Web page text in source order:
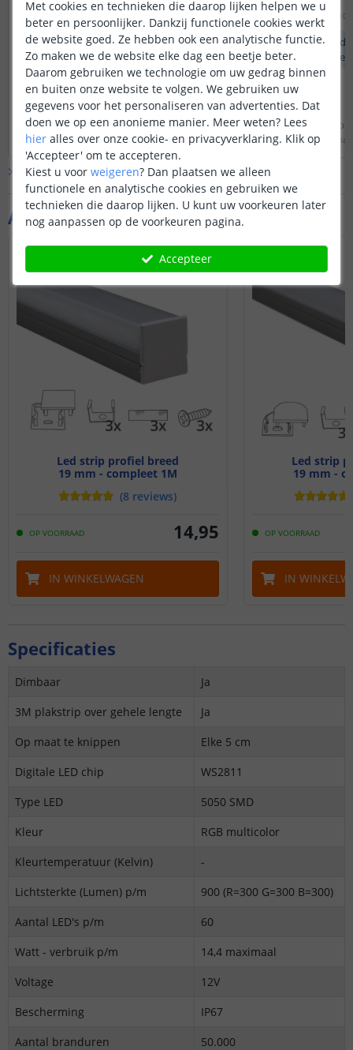
Aanvullende producten
Led strip profiel breed
19 mm - compleet 1M
(8 reviews)
OP VOORRAAD 14,95
IN WINKELWAGEN
Led strip
19 mm -
OP VOORRAAD
IN
and it turns on to the last setting?
zaterdag 23 november 2024
You can place an on/off switch between
the power supply and the controller.
Bekijk heleantwoord
Door Edwin op zondag 24 november 2024
Bart zaterdag
De kleuren zijn
met de normale
Bekijkhele
Door Priscilla op
Bekijk alle Vraag & antwoord
Specificaties
Dimbaar
Ja
3M plakstrip over gehele lengte
Ja
Op maat te knippen
Elke 5 cm
Digitale LED chip
WS2811
Type LED
5050 SMD
Kleur
RGB multicolor
Kleurtemperatuur (Kelvin)
-
Lichtsterkte (Lumen) p/m
900 (R=300 G=300 B=300)
Aantal LED's p/m
60
Watt - verbruik p/m
14,4 maximaal
Voltage
12V
Bescherming
IP67
Aantal branduren
50.000
Met cookies en technieken die daarop lijken helpen we u
beter en persoonlijker. Dankzij functionele cookies werkt
de website goed. Ze hebben ook een analytische functie.
Zo maken we de website elke dag een beetje beter.
Daarom gebruiken we technologie om uw gedrag binnen
en buiten onze website te volgen. We gebruiken uw
gegevens voor het personaliseren van advertenties. Dat
doen we op een anonieme manier. Meer weten? Lees
hier alles over onze cookie- en privacyverklaring. Klik op
'Accepteer' om te accepteren.
Kiest u voor weigeren? Dan plaatsen we alleen
functionele en analytische cookies en gebruiken we
technieken die daarop lijken. U kunt uw voorkeuren later
nog aanpassen op de voorkeuren pagina.
Accepteer